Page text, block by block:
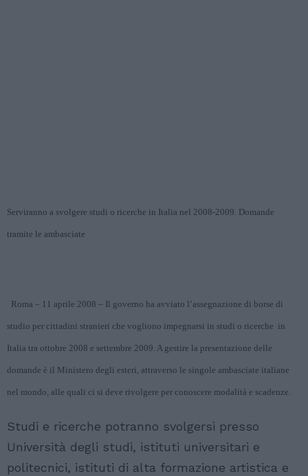
Serviranno a svolgere studi o ricerche in Italia nel 2008-2009. Domande
tramite le ambasciate
Roma – 11 aprile 2008 – Il governo ha avviato l’assegnazione di borse di
studio per cittadini stranieri che vogliono impegnarsi in studi o ricerche in
Italia tra ottobre 2008 e settembre 2009. A gestire la presentazione delle
domande è il Ministero degli esteri, attraverso le singole ambasciate italiane
nel mondo, alle quali ci si deve rivolgere per conoscere modalità e scadenze.
Studi e ricerche potranno svolgersi presso
Università degli studi, istituti universitari e
politecnici, istituti di alta formazione artistica e